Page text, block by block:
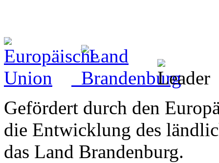
Gefördert durch den
die Entwicklung des
das Land Brandenburg.